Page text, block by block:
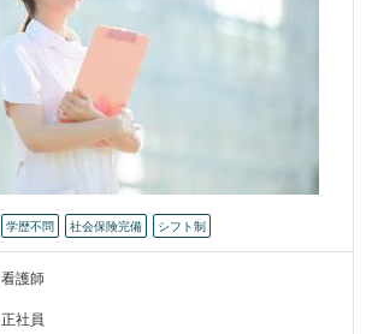
学歴不問 社会保険完備 シフト制
看護師
正社員